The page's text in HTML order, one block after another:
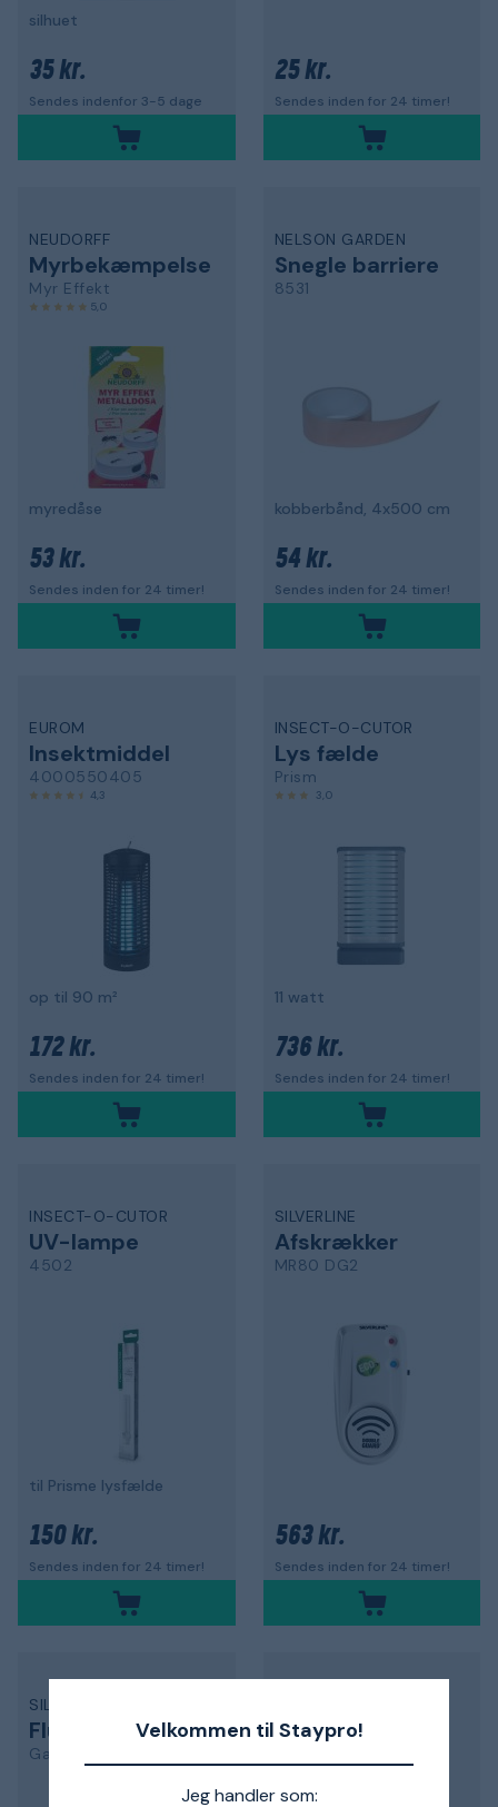
Velkommen til Staypro!
Jeg handler som:
silhuet
35 kr.
Sendes indenfor 3-5 dage
25 kr.
Sendes inden for 24 timer!
NEUDORFF
Myrbekæmpelse
Myr Effekt
5,0
myredåse
53 kr.
Sendes inden for 24 timer!
NELSON GARDEN
Snegle barriere
8531
kobberbånd, 4x500 cm
54 kr.
Sendes inden for 24 timer!
EUROM
Insektmiddel
4000550405
4,3
op til 90 m²
172 kr.
Sendes inden for 24 timer!
INSECT-O-CUTOR
Lys fælde
Prism
3,0
11 watt
736 kr.
Sendes inden for 24 timer!
INSECT-O-CUTOR
UV-lampe
4502
til Prisme lysfælde
150 kr.
Sendes inden for 24 timer!
SILVERLINE
Afskrækker
MR80 DG2
563 kr.
Sendes inden for 24 timer!
SILVALURE
Fluepapir
Gardinen Super
Fuglefodere